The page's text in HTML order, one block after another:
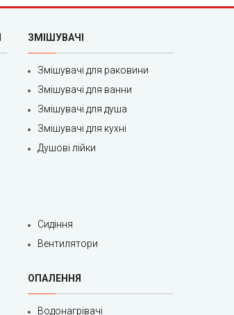
ЗМІШУВАЧІ
Змішувачі для раковини
Змішувачі для ванни
Змішувачі для душа
Змішувачі для кухні
Душові лійки
Сидіння
Вентилятори
ОПАЛЕННЯ
Водонагрівачі